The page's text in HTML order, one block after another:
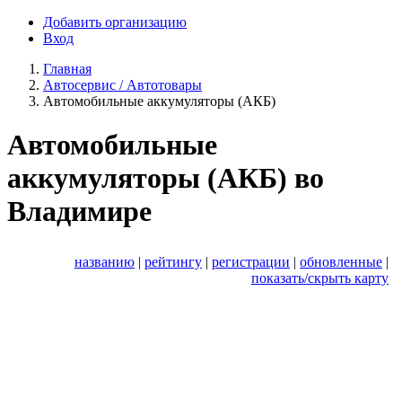
Добавить организацию
Вход
Главная
Автосервис / Автотовары
Автомобильные аккумуляторы (АКБ)
Автомобильные
аккумуляторы (АКБ) во
Владимире
названию | рейтингу | регистрации | обновленные |
показать/скрыть карту